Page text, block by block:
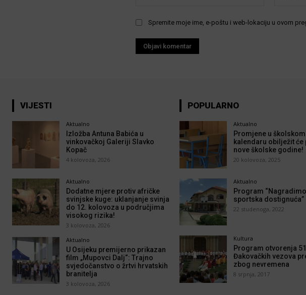
Spremite moje ime, e-poštu i web-lokaciju u ovom
VIJESTI
Aktualno
Izložba Antuna Babića u
vinkovačkoj Galeriji Slavko
Kopač
4 kolovoza, 2026
Aktualno
Dodatne mjere protiv afričke
svinjske kuge: uklanjanje svinja
do 12. kolovoza u područjima
visokog rizika!
3 kolovoza, 2026
Aktualno
U Osijeku premijerno prikazan
film „Mupovci Dalj“: Trajno
svjedočanstvo o žrtvi hrvatskih
branitelja
3 kolovoza, 2026
POPULARNO
Aktualno
Promjene u školskom
kalendaru obilježit će
nove školske godine!
20 kolovoza, 2025
Aktualno
Program
sportska dostignuća”
22 studenoga, 2022
Kultura
Program otvorenja
Đakovačkih vezova
zbog nevremena
8 srpnja, 2017